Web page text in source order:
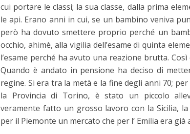
cui portare le classi; la sua classe, dalla prima
le api. Erano anni in cui, se un bambino veniva
però ha dovuto smettere proprio perché un
occhio, ahimè, alla vigilia dell’esame di quinta
l’esame perché ha avuto una reazione brutta.
Quando è andato in pensione ha deciso di
regine. Si era tra la metà e la fine degli anni 70;
la Provincia di Torino, è stato un piccolo
veramente fatto un grosso lavoro con la Sicilia,
per il Piemonte un mercato che per l’ Emilia era